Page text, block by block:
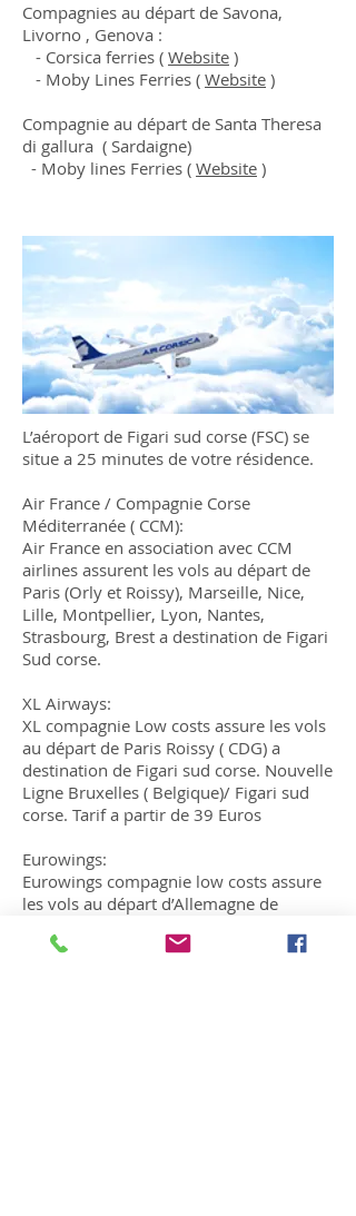
Compagnies au départ de Savona,
Livorno , Genova :
- Corsica ferries ( Website )
- Moby Lines Ferries ( Website )
Compagnie au départ de Santa Theresa
di gallura ( Sardaigne)
- Moby lines Ferries ( Website )
L’aéroport de Figari sud corse (FSC) se
situe a 25 minutes de votre résidence.
Air France / Compagnie Corse
Méditerranée ( CCM):​
Air France en association avec CCM
airlines assurent les vols au départ de
Paris (Orly et Roissy), Marseille, Nice,
Lille, Montpellier, Lyon, Nantes,
Strasbourg, Brest a destination de Figari
Sud corse.
XL Airways:
XL compagnie Low costs assure les vols
au départ de Paris Roissy ( CDG) a
destination de Figari sud corse. Nouvelle
Ligne Bruxelles ( Belgique)/ Figari sud
corse. Tarif a partir de 39 Euros
Eurowings:
Eurowings compagnie low costs assure
les vols au départ d’Allemagne de
Hambourg, Leipzig, Munich, Stuttgart;